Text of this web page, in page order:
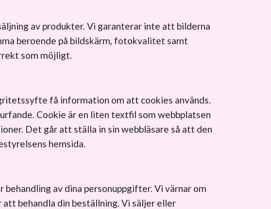
av produkter. Vi garanterar inte att bilderna
beroende på bildskärm, fotokvalitet samt
som möjligt.
få information om att cookies används.
Cookie är en liten textfil som webbplatsen
Det går att ställa in sin webbläsare så att den
hemsida.
av dina personuppgifter. Vi värnar om
behandla din beställning. Vi säljer eller